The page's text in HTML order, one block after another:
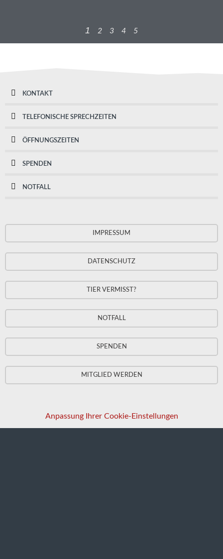
1 2 3 4 5
KONTAKT
TELEFONISCHE SPRECHZEITEN
ÖFFNUNGSZEITEN
SPENDEN
NOTFALL
IMPRESSUM
DATENSCHUTZ
TIER VERMISST?
NOTFALL
SPENDEN
MITGLIED WERDEN
Anpassung Ihrer Cookie-Einstellungen